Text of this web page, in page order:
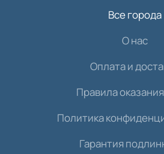
Все города
О нас
Оплата и
Правила
Политика
Гарантия